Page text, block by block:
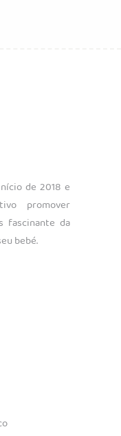
de 2018 e
promover
fascinante da
bebé.